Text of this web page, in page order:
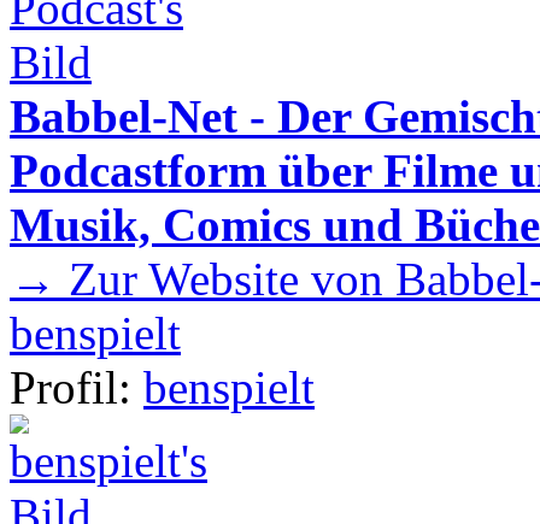
Babbel-Net - Der
Podcastform über Filme
Musik, Comics und
→ Zur Website von
benspielt
Profil: benspielt